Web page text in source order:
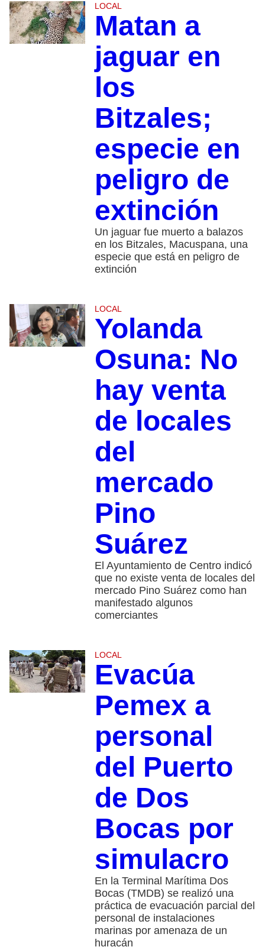
LOCAL
Matan a
jaguar en
los
Bitzales;
especie en
peligro de
extinción
Un jaguar fue muerto a balazos
en los Bitzales, Macuspana, una
especie que está en peligro de
extinción
LOCAL
Yolanda
Osuna: No
hay venta
de locales
del
mercado
Pino
Suárez
El Ayuntamiento de Centro indicó
que no existe venta de locales del
mercado Pino Suárez como han
manifestado algunos
comerciantes
LOCAL
Evacúa
Pemex a
personal
del Puerto
de Dos
Bocas por
simulacro
En la Terminal Marítima Dos
Bocas (TMDB) se realizó una
práctica de evacuación parcial del
personal de instalaciones
marinas por amenaza de un
huracán